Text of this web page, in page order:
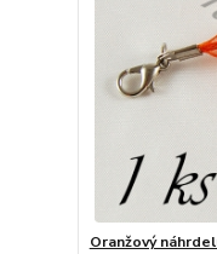
Oranžový